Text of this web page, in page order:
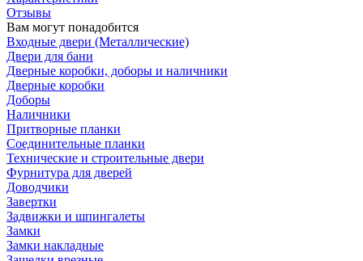
Отзывы
Вам могут понадобится
Входные двери (Металлические)
Двери для бани
Дверные коробки, доборы и наличники
Дверные коробки
Доборы
Наличники
Притворные планки
Соединительные планки
Технические и строительные двери
Фурнитура для дверей
Доводчики
Завертки
Задвижки и шпингалеты
Замки
Замки накладные